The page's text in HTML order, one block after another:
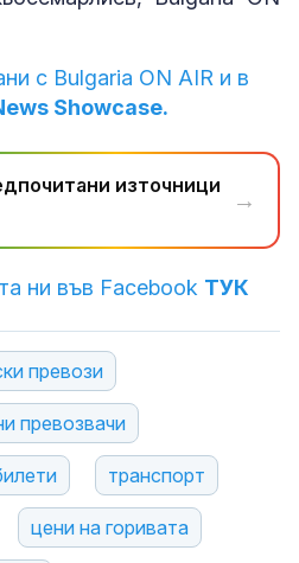
с Bulgaria ON AIR и в
Showcase.
източници
→
ни във Facebook ТУК
превози
превозвачи
транспорт
цени на горивата